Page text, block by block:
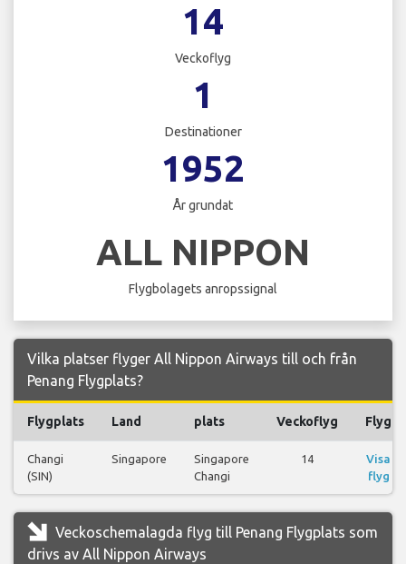
14
Veckoflyg
1
Destinationer
1952
År grundat
ALL NIPPON
Flygbolagets anropssignal
Vilka platser flyger All Nippon Airways till och från
Penang Flygplats?
Flygplats Land plats Veckoflyg Flyg
Changi
(SIN)
Singapore
Singapore
Changi
14
Visa
flyg
Veckoschemalagda flyg till Penang Flygplats som
drivs av All Nippon Airways